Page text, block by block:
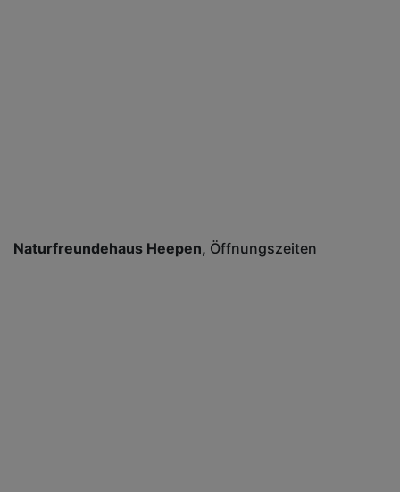
Naturfreundehaus Heepen Öffnungszeiten